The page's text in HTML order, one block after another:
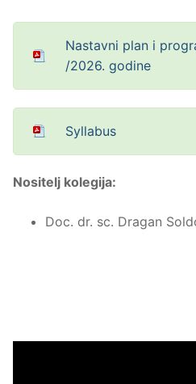
Nastavni plan i
/2026. godine
Syllabus
Nositelj kolegija:
Doc. dr. sc. Dragan